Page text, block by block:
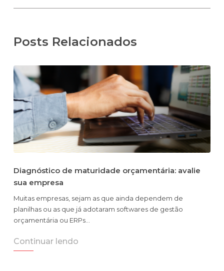
Posts Relacionados
Diagnóstico de maturidade orçamentária: avalie
sua empresa
Muitas empresas, sejam as que ainda dependem de
planilhas ou as que já adotaram softwares de gestão
orçamentária ou ERPs…
Continuar lendo